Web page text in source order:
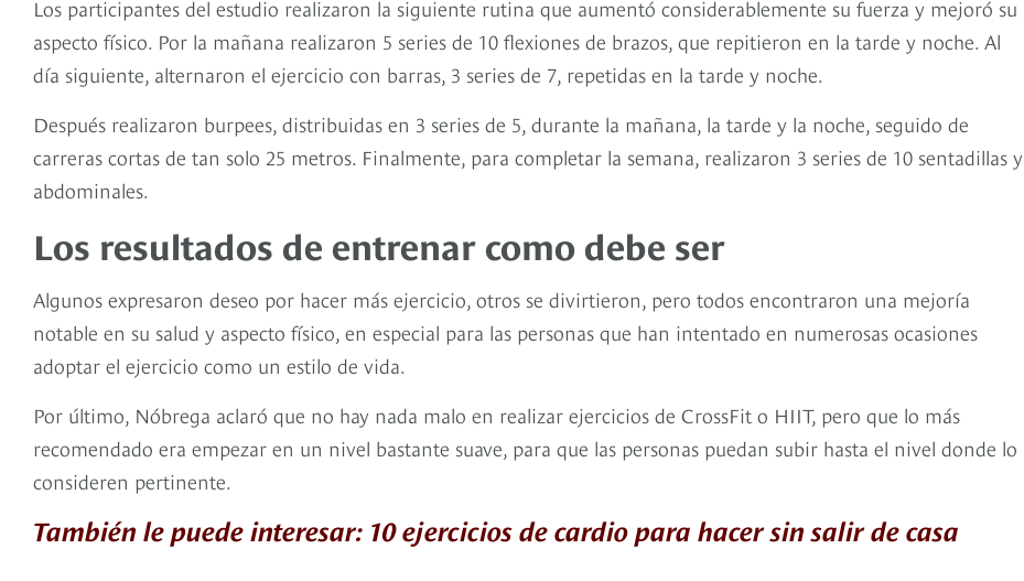
Los participantes del estudio realizaron la siguiente rutina que aumentó considerablemente su fuerza y mejoró su
aspecto físico. Por la mañana realizaron 5 series de 10 flexiones de brazos, que repitieron en la tarde y noche. Al
día siguiente, alternaron el ejercicio con barras, 3 series de 7, repetidas en la tarde y noche.
Después realizaron burpees, distribuidas en 3 series de 5, durante la mañana, la tarde y la noche, seguido de
carreras cortas de tan solo 25 metros. Finalmente, para completar la semana, realizaron 3 series de 10 sentadillas y
abdominales.
Los resultados de entrenar como debe ser
Algunos expresaron deseo por hacer más ejercicio, otros se divirtieron, pero todos encontraron una mejoría
notable en su salud y aspecto físico, en especial para las personas que han intentado en numerosas ocasiones
adoptar el ejercicio como un estilo de vida.
Por último, Nóbrega aclaró que no hay nada malo en realizar ejercicios de CrossFit o HIIT, pero que lo más
recomendado era empezar en un nivel bastante suave, para que las personas puedan subir hasta el nivel donde lo
consideren pertinente.
También le puede interesar: 10 ejercicios de cardio para hacer sin salir de casa